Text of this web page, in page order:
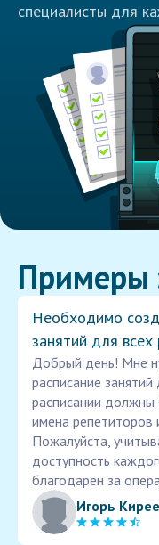
специалисты для
Примеры
Необходимо
занятий для всех
Добрый день! Мне
расписание
расписании должны
имена репетиторов
Пожалуйста,
доступность
благодарен за
Игорь